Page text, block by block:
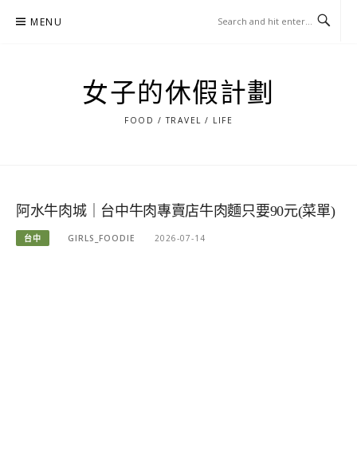
MENU
女子的休假計劃
FOOD / TRAVEL / LIFE
阿水牛肉城｜台中牛肉專賣店牛肉麵只要90元(菜單)
台中 GIRLS_FOODIE 2026-07-14